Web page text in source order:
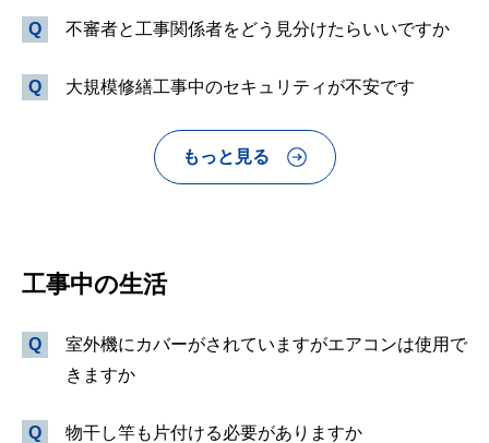
不審者と工事関係者をどう見分けたらいいですか
大規模修繕工事中のセキュリティが不安です
もっと見る
工事中の生活
室外機にカバーがされていますがエアコンは使用で
きますか
物干し竿も片付ける必要がありますか